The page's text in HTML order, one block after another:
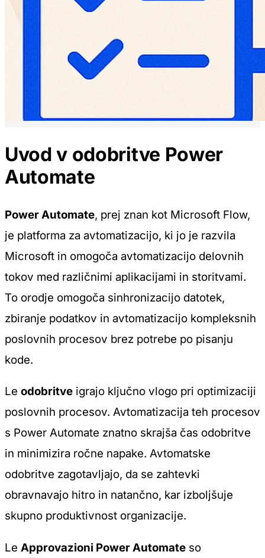
Uvod v odobritve Power
Automate
Power Automate, prej znan kot Microsoft Flow,
je platforma za avtomatizacijo, ki jo je razvila
Microsoft in omogoča avtomatizacijo delovnih
tokov med različnimi aplikacijami in storitvami.
To orodje omogoča sinhronizacijo datotek,
zbiranje podatkov in avtomatizacijo kompleksnih
poslovnih procesov brez potrebe po pisanju
kode.
Le odobritve igrajo ključno vlogo pri optimizaciji
poslovnih procesov. Avtomatizacija teh procesov
s Power Automate znatno skrajša čas odobritve
in minimizira ročne napake. Avtomatske
odobritve zagotavljajo, da se zahtevki
obravnavajo hitro in natančno, kar izboljšuje
skupno produktivnost organizacije.
Le Approvazioni Power Automate so